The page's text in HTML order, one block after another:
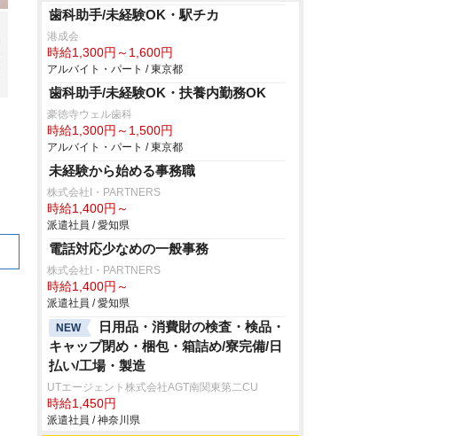
歯科助手/未経験OK・駅チカ
港成会
時給1,300円～1,600円
アルバイト・パート / 東京都
歯科助手/未経験OK・扶養内勤務OK
豪徳寺ウェル歯科
時給1,300円～1,500円
アルバイト・パート / 東京都
未経験から始める事務職
株式会社I・PARTNERS
時給1,400円～
派遣社員 / 愛知県
電話対応少なめの一般事務
株式会社I・PARTNERS
時給1,400円～
派遣社員 / 愛知県
NEW
日用品・消費財の検査・検品・
キャップ閉め・梱包・箱詰め/寮完備/日
払い/工場・製造
UTエージェント株式会社AGT南関東第二CU
時給1,450円
派遣社員 / 神奈川県